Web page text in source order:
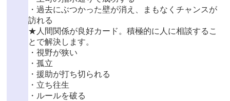
・過去にぶつかった壁が消え、まもなくチャンスが
訪れる
★人間関係が良好カード。積極的に人に相談するこ
とで解決します。
・視野が狭い
・孤立
・援助が打ち切られる
・立ち往生
・ルールを破る